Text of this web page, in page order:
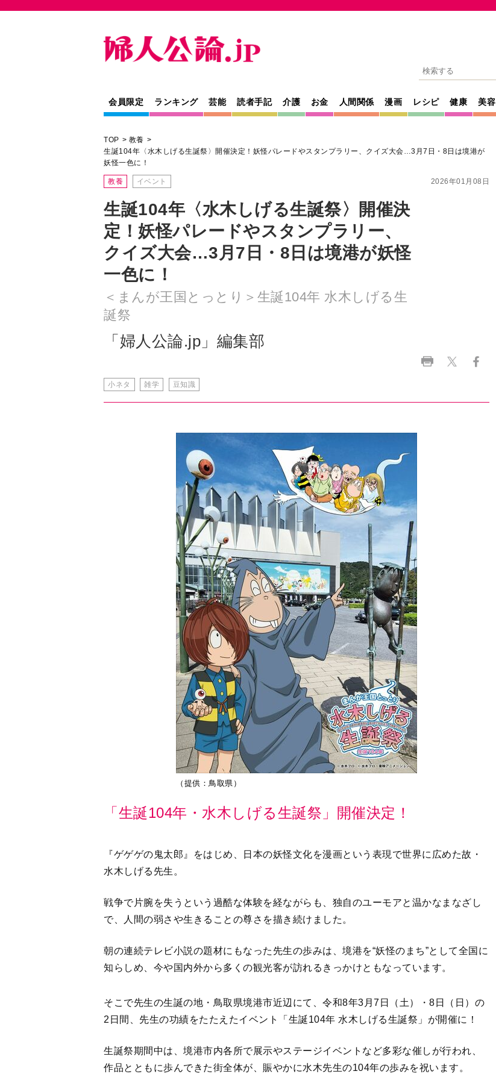
会員限定 ランキング 芸能 読者手記 介護 お金 人間関係 漫画 レシピ 健康 美容
TOP
教養
生誕104年〈水木しげる生誕祭〉開催決定！妖怪パレードやスタンプラリー、クイズ大会…3月7日・8日は境港が
妖怪一色に！
2026年01月08日
教養 イベント
生誕104年〈水木しげる生誕祭〉開催決
定！妖怪パレードやスタンプラリー、
クイズ大会…3月7日・8日は境港が妖怪
一色に！
＜まんが王国とっとり＞生誕104年 水木しげる生
誕祭
「婦人公論.jp」編集部
小ネタ 雑学 豆知識
（提供：鳥取県）
「生誕104年・水木しげる生誕祭」開催決定！
『ゲゲゲの鬼太郎』をはじめ、日本の妖怪文化を漫画という表現で世界に広めた故・
水木しげる先生。
戦争で片腕を失うという過酷な体験を経ながらも、独自のユーモアと温かなまなざし
で、人間の弱さや生きることの尊さを描き続けました。
朝の連続テレビ小説の題材にもなった先生の歩みは、境港を“妖怪のまち”として全国に
知らしめ、今や国内外から多くの観光客が訪れるきっかけともなっています。
そこで先生の生誕の地・鳥取県境港市近辺にて、令和8年3月7日（土）・8日（日）の
2日間、先生の功績をたたえたイベント「生誕104年 水木しげる生誕祭」が開催に！
生誕祭期間中は、境港市内各所で展示やステージイベントなど多彩な催しが行われ、
作品とともに歩んできた街全体が、賑やかに水木先生の104年の歩みを祝います。